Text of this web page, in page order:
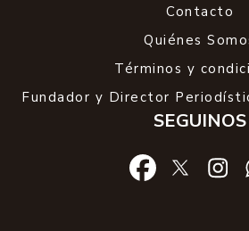
Contacto
Quiénes
Términos y
Fundador y Director
SEGUINOS